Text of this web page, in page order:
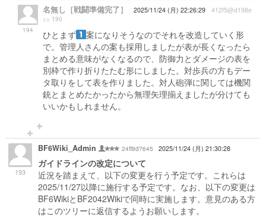
194
名無し［戦闘準備完了］ 2025/11/24 (月) 22:26:29 412f5@d198e
>> 190
ひとまず
案になりそうなのでそれを改造していく形
で。管理人さんの案も採用しましたが表が長くなったら
まとめる意味がなくなるので、防御力とダメージの表を
別枠で作り折りたたむ形にしました。対歩兵の方もデー
タ取りをして表を作りました。対人砲弾に関しては機関
銃とまとめたかったから無理矢理揃えましたが分けても
いいかもしれません。
193
BF6Wiki_Admin 24ff8d7645 2025/11/24 (月) 21:30:28
ガイドラインの改定について
近況を踏まえて、以下の変更を行う予定です。これらは
2025/11/27以降に施行する予定です。なお、以下の変更は
BF6WikiとBF2042Wikiで同時に実施します。意見のある方
はこのツリーに返信するようお願いします。